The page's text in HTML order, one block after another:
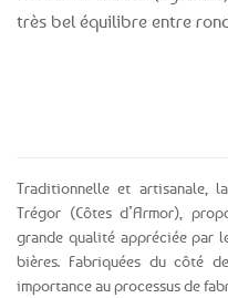
très bel équilibre entre
Traditionnelle et artisanale,
Trégor (Côtes d’Armor),
grande qualité appréciée par
bières. Fabriquées du côté
importance au processus de